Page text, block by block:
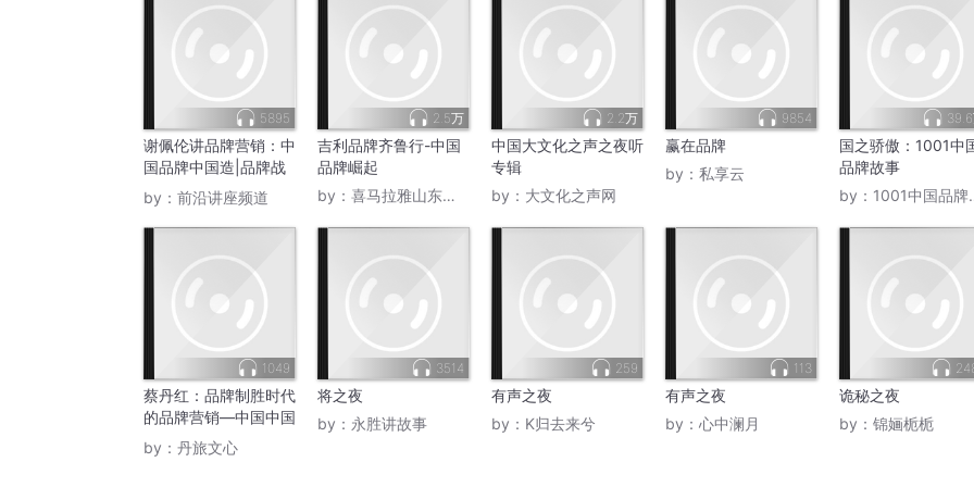
5895
谢佩伦讲品牌营销：中
国品牌中国造|品牌战
略
by： 前沿讲座频道
2.5万
吉利品牌齐鲁行-中国
品牌崛起
by： 喜马拉雅山东官方账号
2.2万
中国大文化之声之夜听
专辑
by： 大文化之声网
9854
赢在品牌
by： 私享云
国之骄傲：1001中
品牌故事
by： 1001中国品牌故事
1049
蔡丹红：品牌制胜时代
的品牌营销—中国中国
大学视频课程精品奖课
程
by： 丹旅文心
3514
将之夜
by： 永胜讲故事
259
有声之夜
by： K归去来兮
113
有声之夜
by： 心中澜月
诡秘之夜
by： 锦婳栀栀